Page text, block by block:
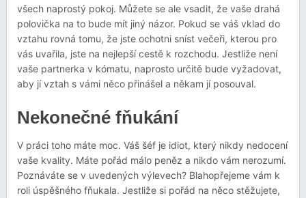
všech naprostý pokoj. Můžete se ale vsadit, že vaše drahá
polovička na to bude mít jiný názor. Pokud se váš vklad do
vztahu rovná tomu, že jste ochotni sníst večeři, kterou pro
vás uvařila, jste na nejlepší cestě k rozchodu. Jestliže není
vaše partnerka v kómatu, naprosto určitě bude vyžadovat,
aby jí vztah s vámi něco přinášel a někam jí posouval.
Nekonečné fňukání
V práci toho máte moc. Váš šéf je idiot, který nikdy nedocení
vaše kvality. Máte pořád málo peněz a nikdo vám nerozumí.
Poznáváte se v uvedených výlevech? Blahopřejeme vám k
roli úspěšného fňukala. Jestliže si pořád na něco stěžujete,